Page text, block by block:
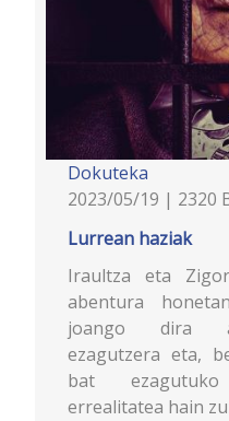
Dokuteka
2023/05/19 | 2320
Lurrean haziak
Iraultza eta
abentura
joango dira
ezagutzera eta,
bat
errealitatea hain